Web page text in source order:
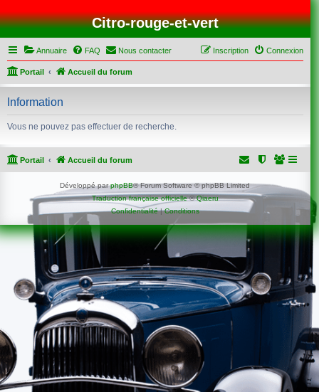
Citro-rouge-et-vert
Annuaire FAQ Nous contacter Connexion
Inscription
Portail Accueil du forum
Information
Vous ne pouvez pas effectuer de recherche.
Portail Accueil du forum
Développé parphpBB® Forum Software © phpBB Limited
Traduction française officielle©Qiaeru
Confidentialité|Conditions